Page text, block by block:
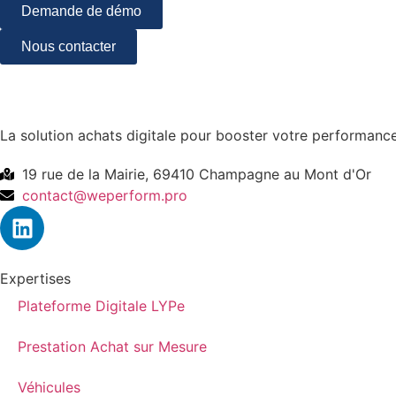
Demande de démo
Nous contacter
La solution achats digitale pour booster votre
19 rue de la Mairie, 69410 Champagne au Mont d'Or
contact@weperform.pro
Expertises
Plateforme Digitale LYPe
Prestation Achat sur Mesure
Véhicules